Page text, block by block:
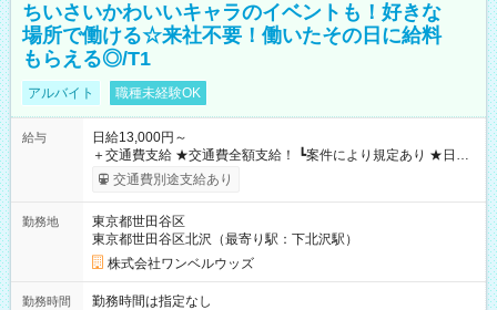
ちいさいかわいいキャラのイベントも！好きな
場所で働ける☆来社不要！働いたその日に給料
もらえる◎/T1
アルバイト 職種未経験OK
給与
日給13,000円～
＋交通費支給 ★交通費全額支給！ ┗案件により規定あり ★日払
いOK！（規定あり） ┗働いたその日に現金GET♪ お仕事後はコ
ンビニATMから 日払い分を引き落とせます！ 【試用期間】試
交通費別途支給あり
勤務地
東京都世田谷区
東京都世田谷区北沢（最寄り駅：下北沢駅）
株式会社ワンベルウッズ
勤務時間
勤務時間は指定なし